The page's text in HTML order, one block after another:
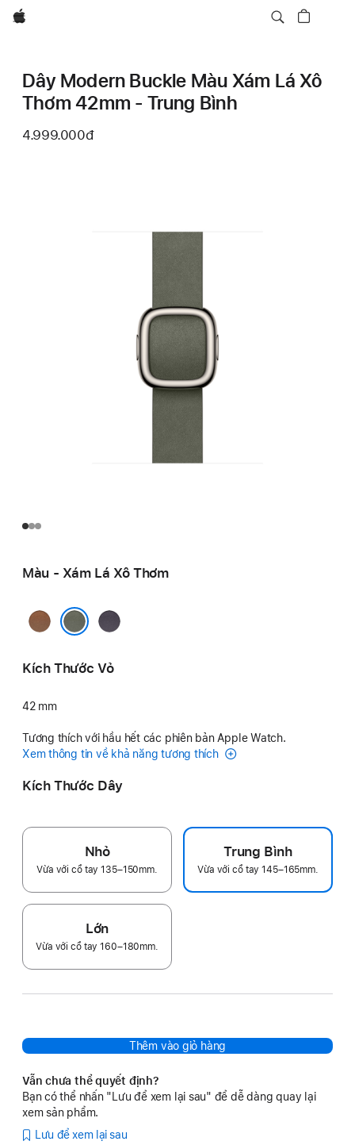
Apple
Dây Modern Buckle Màu Xám Lá Xô
Thơm 42mm - Trung Bình
4.999.000đ
Màu - Xám Lá Xô Thơm
Caramel
Tím
Đêm
Kích Thước Vỏ
42 mm
Tương thích với hầu hết các phiên bản Apple Watch.
Xem thông tin về khả năng tương thích
Kích Thước Dây
Nhỏ
Vừa với cổ tay 135–150mm.
Trung Bình
Vừa với cổ tay 145–165mm.
Lớn
Vừa với cổ tay 160–180mm.
Thêm vào giỏ hàng
Vẫn chưa thể quyết định?
Bạn có thể nhấn "Lưu để xem lại sau" để dễ dàng quay lại
xem sản phẩm.
Lưu để xem lại sau